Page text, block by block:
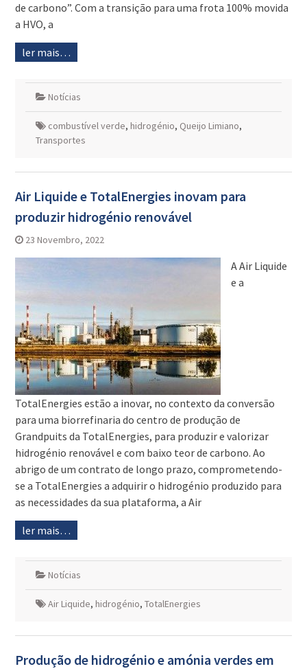
de carbono”. Com a transição para uma frota 100% movida
a HVO, a
ler mais…
Notícias
combustível verde, hidrogénio, Queijo Limiano,
Transportes
Air Liquide e TotalEnergies inovam para
produzir hidrogénio renovável
23 Novembro, 2022
A Air Liquide
e a
TotalEnergies estão a inovar, no contexto da conversão
para uma biorrefinaria do centro de produção de
Grandpuits da TotalEnergies, para produzir e valorizar
hidrogénio renovável e com baixo teor de carbono. Ao
abrigo de um contrato de longo prazo, comprometendo-
se a TotalEnergies a adquirir o hidrogénio produzido para
as necessidades da sua plataforma, a Air
ler mais…
Notícias
Air Liquide, hidrogénio, TotalEnergies
Produção de hidrogénio e amónia verdes em